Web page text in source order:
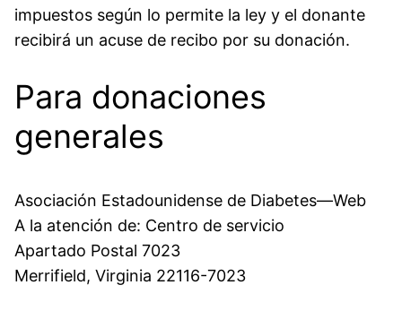
impuestos según lo permite la ley y el donante
recibirá un acuse de recibo por su donación.
Para donaciones
generales
Asociación Estadounidense de Diabetes—Web
A la atención de: Centro de servicio
Apartado Postal 7023
Merrifield, Virginia 22116-7023